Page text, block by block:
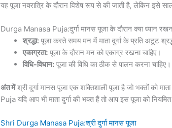
यह पूजा नवरात्रि के दौरान विशेष रूप से की जाती है, लेकिन इसे
Durga Manasa Puja:दुर्गा मानस पूजा के दौरान क्या ध्यान
श्रद्धा: पूजा करते समय मन में माता दुर्गा के प्रति अटूट
एकाग्रता: पूजा के दौरान मन को एकाग्र रखना चाहिए।
विधि-विधान: पूजा की विधि का ठीक से पालन करना चाहिए।
अंत मेंश्री दुर्गा मानस पूजा एक शक्तिशाली पूजा है जो भक्तों को
Puja यदि आप भी माता दुर्गा की भक्त हैं तो आप इस पूजा को
Shri Durga Manasa Puja:श्री दुर्गा मानस पूजा